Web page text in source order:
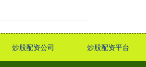
炒股配资公司 炒股配资平台